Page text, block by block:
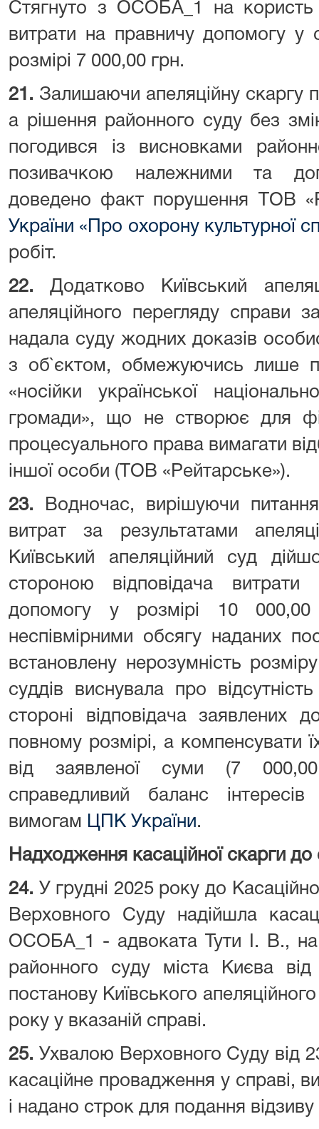
Стягнуто з ОСОБА_1 на користь
витрати на правничу допомогу у
розмірі 7 000,00 грн.
21. Залишаючи апеляційну скаргу
а рішення районного суду без
погодився із висновками
позивачкою належними та
доведено факт порушення ТОВ
України «Про охорону культурної
робіт.
22.Додатково Київський
апеляційного перегляду справи
надала суду жодних доказів
з об`єктом, обмежуючись лише
«носійки української
громади», що не створює для
процесуального права вимагати
іншої особи (ТОВ «Рейтарське»).
23.
Водночас, вирішуючи
витрат за результатами
Київський апеляційний суд
стороною відповідача
допомогу у розмірі 10
неспівмірними обсягу наданих
встановлену нерозумність
суддів виснувала про
стороні відповідача заявлених
повному розмірі, а компенсувати
від заявленої суми (7
справедливий баланс
вимогам ЦПК України.
Надходження касаційної скарги до
24. У грудні 2025 року до
Верховного Суду надійшла
ОСОБА_1 - адвоката Тути І. В., на
районного суду міста Києва
постанову Київського
року у вказаній справі.
25. Ухвалою Верховного Суду від
касаційне провадження у справі,
і надано строк для подання відзиву